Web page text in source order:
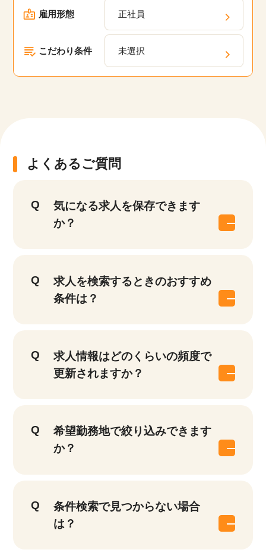
雇用形態 正社員
こだわり条件 未選択
よくあるご質問
気になる求人を保存できます
か？
求人を検索するときのおすすめ
条件は？
求人情報はどのくらいの頻度で
更新されますか？
希望勤務地で絞り込みできます
か？
条件検索で見つからない場合
は？